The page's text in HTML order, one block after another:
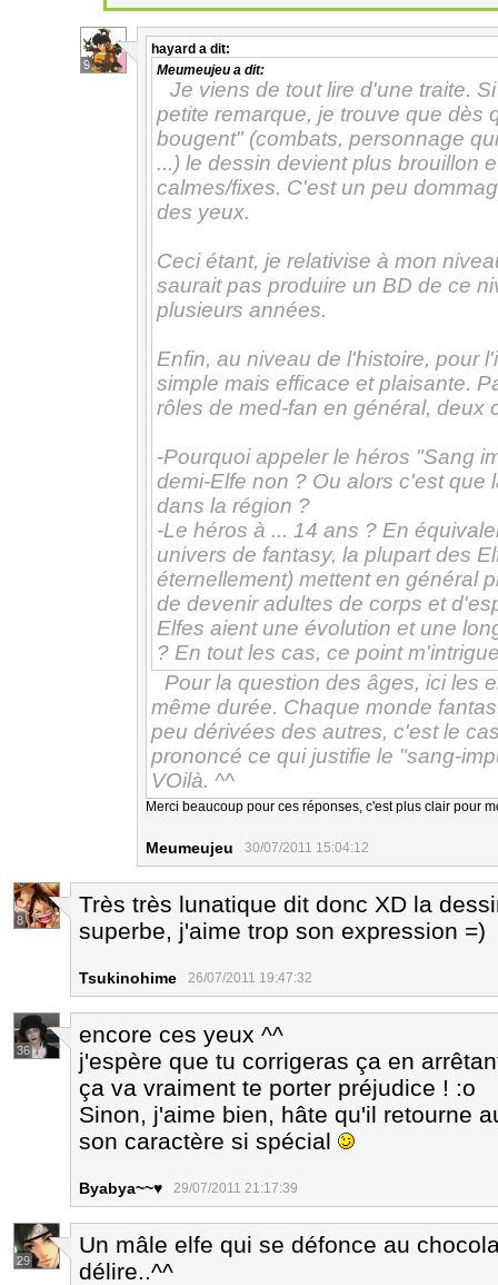
9
hayard a dit:
Meumeujeu a dit:
Je viens de tout lire d'une traite.
petite remarque, je trouve que dès
bougent" (combats, personnage
...) le dessin devient plus brouillon
calmes/fixes. C'est un peu
des yeux.
Ceci étant, je relativise à mon
saurait pas produire un BD de ce
plusieurs années.
Enfin, au niveau de l'histoire, pour
simple mais efficace et plaisante.
rôles de med-fan en général, deux
-Pourquoi appeler le héros "Sang
demi-Elfe non ? Ou alors c'est que
dans la région ?
-Le héros à ... 14 ans ? En
univers de fantasy, la plupart des
éternellement) mettent en général
de devenir adultes de corps et
Elfes aient une évolution et une
? En tout les cas, ce point
Pour la question des âges, ici les
même durée. Chaque monde
peu dérivées des autres, c'est le
prononcé ce qui justifie le "sang-
VOilà. ^^
Merci beaucoup pour ces réponses, c'est plus clair pour
Meumeujeu 30/07/2011 15:04:12
8
Très très lunatique dit donc XD la
superbe, j'aime trop son expression =)
Tsukinohime 26/07/2011 19:47:32
36
encore ces yeux ^^
j'espère que tu corrigeras ça en
ça va vraiment te porter préjudice ! :o
Sinon, j'aime bien, hâte qu'il retourne
son caractère si spécial
Byabya~~♥ 29/07/2011 21:17:39
29
Un mâle elfe qui se défonce au
délire..^^